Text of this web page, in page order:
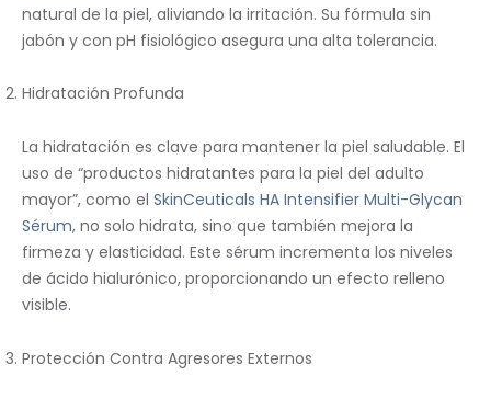
natural de la piel, aliviando la irritación. Su fórmula sin
jabón y con pH fisiológico asegura una alta tolerancia.
Hidratación Profunda
La hidratación es clave para mantener la piel saludable. El
uso de “productos hidratantes para la piel del adulto
mayor”, como el SkinCeuticals HA Intensifier Multi-Glycan
Sérum, no solo hidrata, sino que también mejora la
firmeza y elasticidad. Este sérum incrementa los niveles
de ácido hialurónico, proporcionando un efecto relleno
visible.
Protección Contra Agresores Externos